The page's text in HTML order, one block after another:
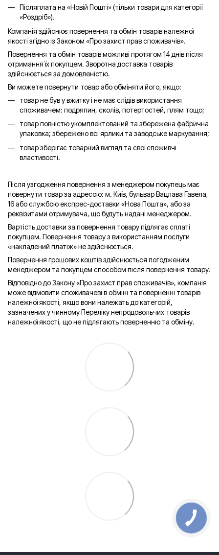
Післяплата на «Новій Пошті» (тільки товари для категорії
«Роздріб»).
Компанія здійснює повернення та обмін товарів належної
якості згідно із Законом «Про захист прав споживачів».
Повернення та обмін товарів можливі протягом 14 днів після
отримання їх покупцем. Зворотна доставка товарів
здійснюється за домовленістю.
Ви можете повернути товар або обміняти його, якщо:
товар не був у вжитку і не має слідів використання
споживачем: подряпин, сколів, потертостей, плям тощо;
товар повністю укомплектований та збережена фабрична
упаковка; збережено всі ярлики та заводське маркування;
товар зберігає товарний вигляд та свої споживчі
властивості.
Після узгодження повернення з менеджером покупець має
повернути товар за адресою: м. Київ, бульвар Вацлава Гавела,
16 або службою експрес-доставки «Нова Пошта», або за
реквізитами отримувача, що будуть надані менеджером.
Вартість доставки за повернення товару підлягає сплаті
покупцем. Повернення товару з використанням послуги
«накладений платіж» не здійснюється.
Повернення грошових коштів здійснюється погодженим
менеджером та покупцем способом після повернення товару.
Відповідно до Закону «Про захист прав споживачів», компанія
може відмовити споживачеві в обміні та поверненні товарів
належної якості, якщо вони належать до категорій,
зазначених у чинному Переліку непродовольчих товарів
належної якості, що не підлягають поверненню та обміну.